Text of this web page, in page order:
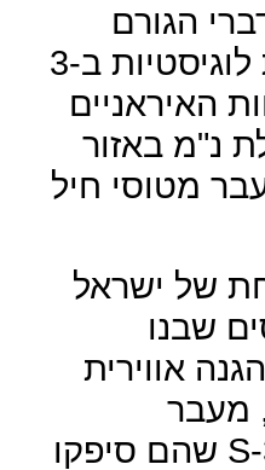
הגורם
הישראלי מטרות לוגיסטיות ב-3
האיראניים
נ"מ באזור
מטוסי חיל
של ישראל
שבנו
אווירית
מעבר
S שהם סיפקו